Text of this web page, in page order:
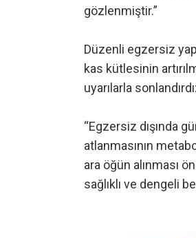
gözlenmiştir.”
Düzenli egzersiz
kas kütlesinin
uyarılarla sonlandırdı:
“Egzersiz dışında
atlanmasının
ara öğün alınması
sağlıklı ve dengeli